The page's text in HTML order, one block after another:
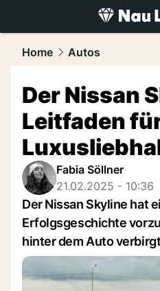
luxury.NAU.ch
Home Autos
Der Nissan
Leitfaden
Fabia Söllner
21.02.2025 - 10:36
Der Nissan Skyline hat
Erfolgsgeschichte
hinter dem Auto